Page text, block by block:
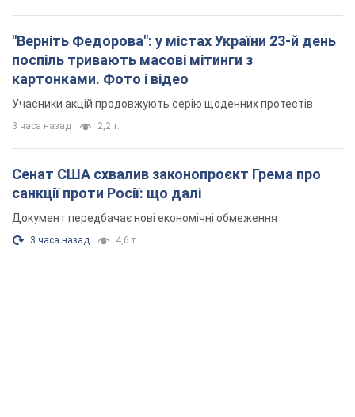
"Верніть Федорова": у містах України 23-й день
поспіль тривають масові мітинги з
картонками. Фото і відео
Учасники акцій продовжують серію щоденних протестів
3 часа назад 2,2 т.
Сенат США схвалив законопроєкт Грема про
санкції проти Росії: що далі
Документ передбачає нові економічні обмеження
3 часа назад 4,6 т.